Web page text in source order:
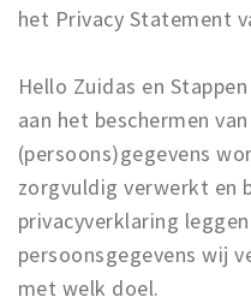
Education
Sports & leisure
Magazine
Columns
Interviews
Hello Zuidas Articles
het Privacy Statement
Hello Zuidas en
aan het beschermen
(persoons)gegevens
zorgvuldig verwerkt en
privacyverklaring
persoonsgegevens wij
met welk doel.